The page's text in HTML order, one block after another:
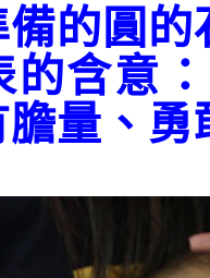
備的圓
的含意
量、勇